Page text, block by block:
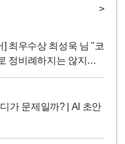
>
최우수상 최성욱 님 "코
정비례하지는 않지
가 문제일까? | AI 초안